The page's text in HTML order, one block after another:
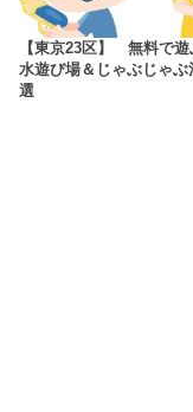
【東京23区】 無料で
水遊び場＆じゃぶじゃ
選